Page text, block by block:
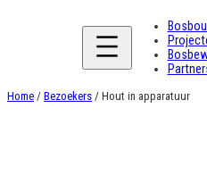
Home / Bezoekers / Hout in apparatuur